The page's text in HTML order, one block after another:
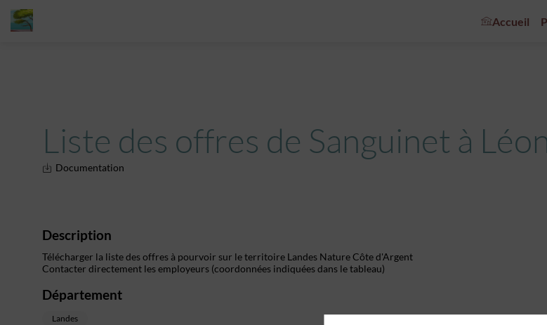
Accueil
Liste des offres de Sanguinet à
Documentation
Description
Télécharger la liste des offres à pourvoir sur le territoire Landes Nature Côte d'Argent
Contacter directement les employeurs (coordonnées indiquées dans le tableau)
Département
Landes